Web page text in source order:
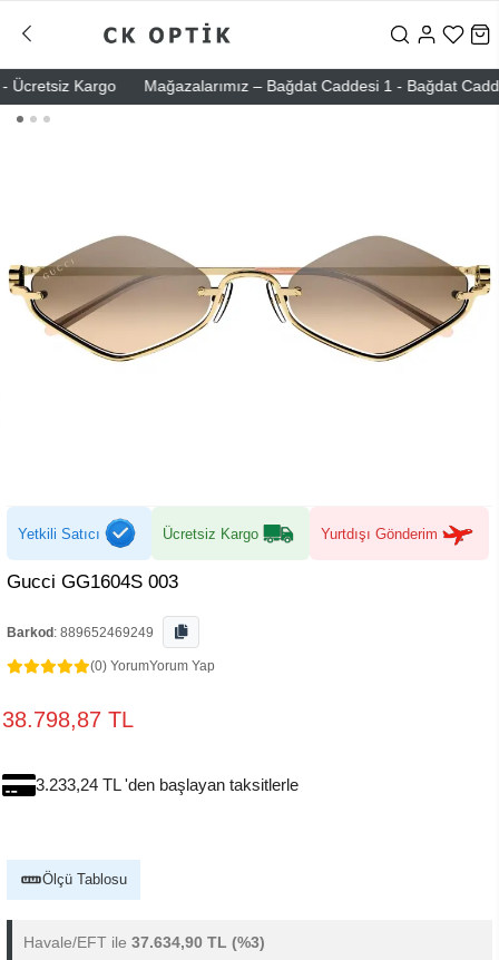
Kargo Mağazalarımız – Bağdat Caddesi 1 - Bağdat
Yetkili Satıcı Ücretsiz Kargo Yurtdışı Gönderim
Gucci GG1604S 003
Barkod : 889652469249
(0) YorumYorum Yap
38.798,87 TL
3.233,24 TL 'den başlayan taksitlerle
Ölçü Tablosu
Havale/EFT ile 37.634,90 TL (%3)